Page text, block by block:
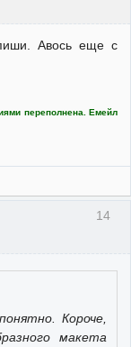
Авось еще с
переполнена. Емейл
14
Короче,
макета